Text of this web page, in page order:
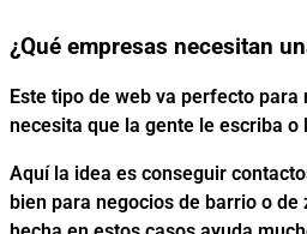
¿Qué empresas necesitan
Este tipo de web va perfecto
necesita que la gente le escriba o
Aquí la idea es conseguir
bien para negocios de barrio o